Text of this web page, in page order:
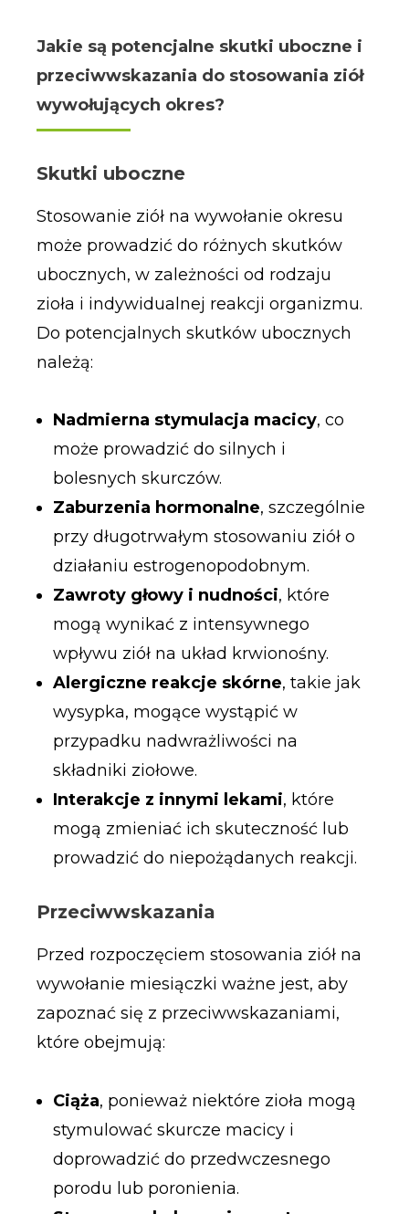
Jakie są potencjalne skutki uboczne i
przeciwwskazania do stosowania ziół
wywołujących okres?
Skutki uboczne
Stosowanie ziół na wywołanie okresu
może prowadzić do różnych skutków
ubocznych, w zależności od rodzaju
zioła i indywidualnej reakcji organizmu.
Do potencjalnych skutków ubocznych
należą:
Nadmierna stymulacja macicy, co
może prowadzić do silnych i
bolesnych skurczów.
Zaburzenia hormonalne, szczególnie
przy długotrwałym stosowaniu ziół o
działaniu estrogenopodobnym.
Zawroty głowy i nudności, które
mogą wynikać z intensywnego
wpływu ziół na układ krwionośny.
Alergiczne reakcje skórne, takie jak
wysypka, mogące wystąpić w
przypadku nadwrażliwości na
składniki ziołowe.
Interakcje z innymi lekami, które
mogą zmieniać ich skuteczność lub
prowadzić do niepożądanych reakcji.
Przeciwwskazania
Przed rozpoczęciem stosowania ziół na
wywołanie miesiączki ważne jest, aby
zapoznać się z przeciwwskazaniami,
które obejmują:
Ciąża, ponieważ niektóre zioła mogą
stymulować skurcze macicy i
doprowadzić do przedwczesnego
porodu lub poronienia.